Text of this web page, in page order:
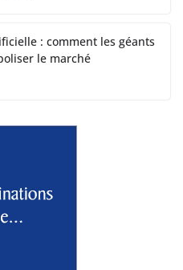
: comment les géants
le marché